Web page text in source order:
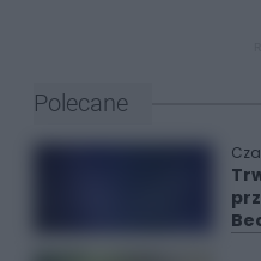
Polecane